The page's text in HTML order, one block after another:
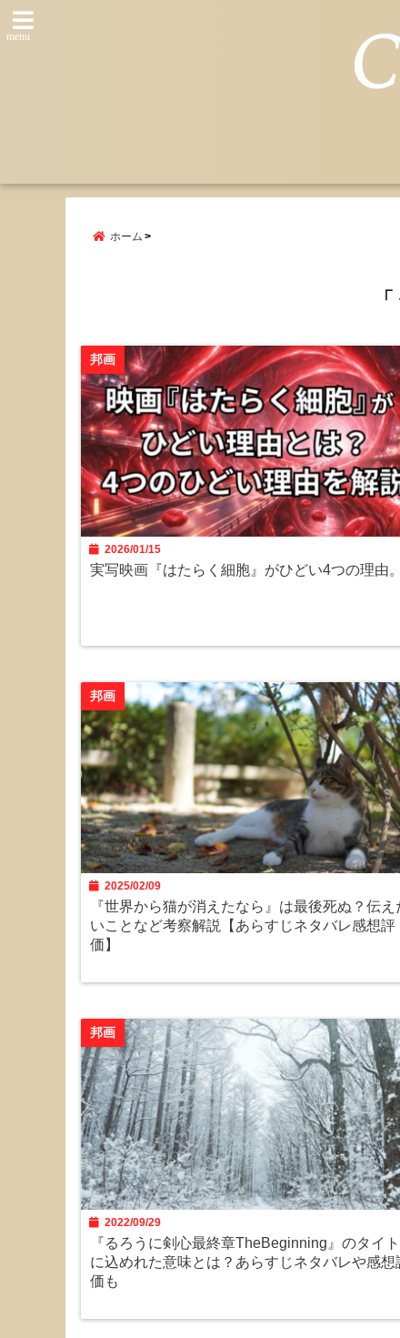
menu
ホーム
邦画
2026/01/15
実写映画『はたらく細胞』がひどい4つの理由。
邦画
2025/02/09
『世界から猫が消えたなら』は最後死ぬ？伝え
いことなど考察解説【あらすじネタバレ感想評
価】
邦画
2022/09/29
『るろうに剣心最終章TheBeginning』のタイ
に込めれた意味とは？あらすじネタバレや感想
価も